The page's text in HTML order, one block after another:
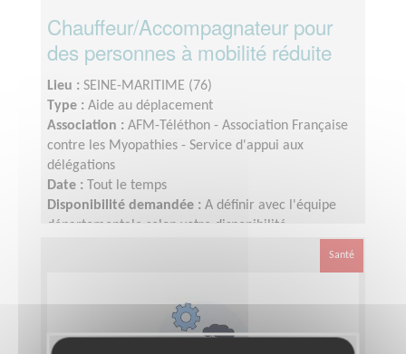
Chauffeur/Accompagnateur pour
des personnes à mobilité réduite
Lieu : SEINE-MARITIME (76)
Type : Aide au déplacement
Association : AFM-Téléthon - Association Française
contre les Myopathies - Service d'appui aux
délégations
Date :
Tout le temps
Disponibilité demandée : A définir avec l'équipe
départementale selon votre disponibilité
Santé